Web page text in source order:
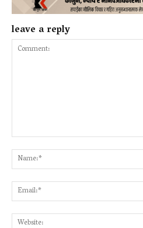
leave a reply